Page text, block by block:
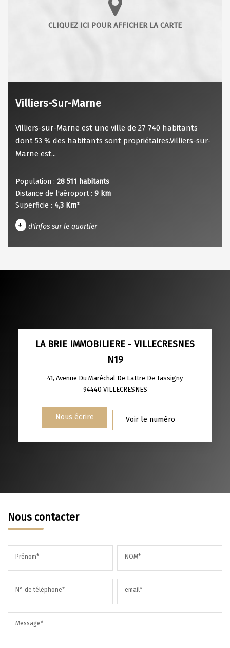
Villiers-Sur-Marne
Villiers-sur-Marne est une ville de 27 740 habitants
dont 53 % des habitants sont propriétaires.Villiers-sur-
Marne est...
Population : 28 511 habitants
Distance de l'aéroport : 9 km
Superficie : 4,3 Km²
+ d'infos sur le quartier
SUPERFICIE :
ECOLES ET CRÈCHES
RESTAURANTS ET CAFÉS COMMERCES
LA BRIE IMMOBILIERE - VILLECRESNES
N19
41, Avenue Du Maréchal De Lattre De Tassigny
94440 VILLECRESNES
Nous écrire Voir le numéro
Nous contacter
Prénom* NOM*
N° de téléphone* email*
Message*